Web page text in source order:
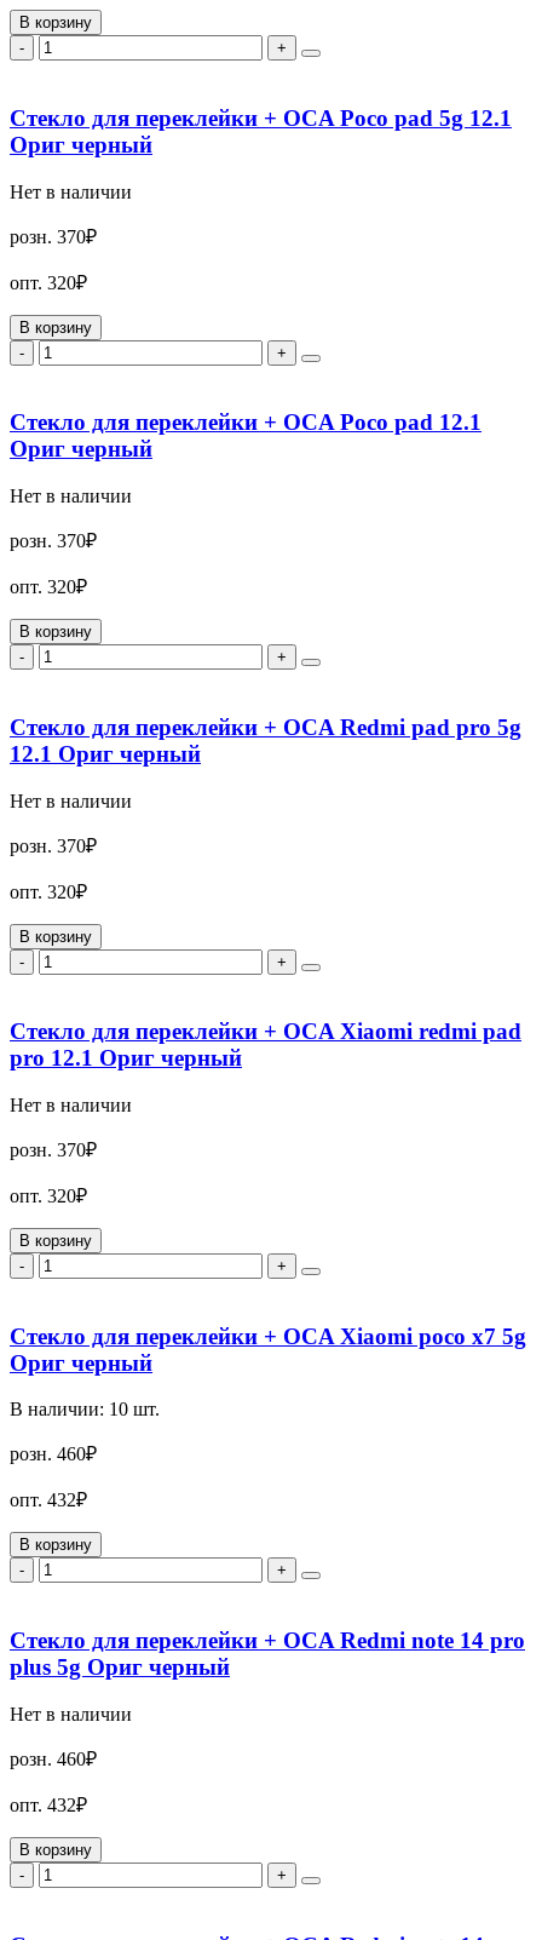
В корзину
-
+
Стекло для переклейки + OCA Poco pad 5g 12.1
Ориг черный
Нет в наличии
розн. 370₽
опт. 320₽
В корзину
-
+
Стекло для переклейки + OCA Poco pad 12.1
Ориг черный
Нет в наличии
розн. 370₽
опт. 320₽
В корзину
-
+
Стекло для переклейки + OCA Redmi pad pro 5g
12.1 Ориг черный
Нет в наличии
розн. 370₽
опт. 320₽
В корзину
-
+
Стекло для переклейки + OCA Xiaomi redmi pad
pro 12.1 Ориг черный
Нет в наличии
розн. 370₽
опт. 320₽
В корзину
-
+
Стекло для переклейки + OCA Xiaomi poco x7 5g
Ориг черный
В наличии: 10 шт.
розн. 460₽
опт. 432₽
В корзину
-
+
Стекло для переклейки + OCA Redmi note 14 pro
plus 5g Ориг черный
Нет в наличии
розн. 460₽
опт. 432₽
В корзину
-
+